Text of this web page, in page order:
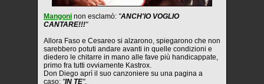
Mangoni non esclamò: "ANCH'IO VOGLIO
CANTARE!!!"
Allora Faso e Cesareo si alzarono, spiegarono che non
sarebbero potuti andare avanti in quelle condizioni e
diedero le chitarre in mano alle fave più handicappate,
primo fra tutti ovviamente Kastrox.
Don Diego aprì il suo canzoniere su una pagina a
caso: "IN TE".